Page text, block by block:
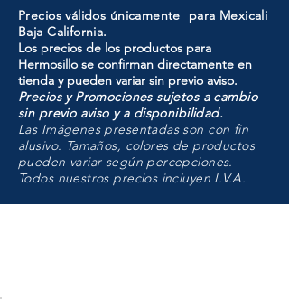
Precios válidos únicamente para Mexicali
Baja California.
Los precios de los productos para
Hermosillo se confirman directamente en
tienda y pueden variar sin previo aviso.
Precios y Promociones sujetos a cambio
sin previo aviso y a disponibilidad.
Las Imágenes presentadas son con fin
alusivo. Tamaños, colores de productos
pueden variar según percepciones.
Todos nuestros precios incluyen I.V.A.